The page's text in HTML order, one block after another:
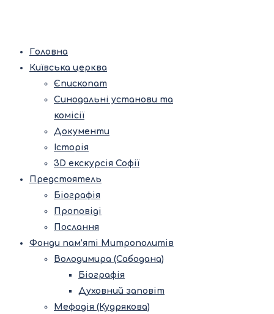
Головна
Київська церква
Єпископат
Синодальні установи та
комісії
Документи
Історія
3D екскурсія Софії
Предстоятель
Біографія
Проповіді
Послання
Фонди пам’яті Митрополитів
Володимира (Сабодана)
Біографія
Духовний заповіт
Мефодія (Кудрякова)